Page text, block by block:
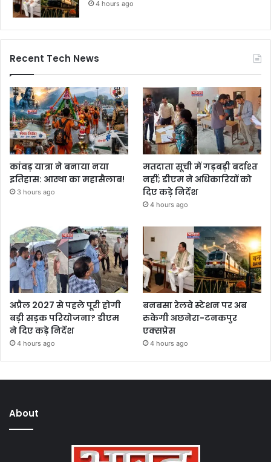
4 hours ago
Recent Tech News
कांवड़ यात्रा ने बनाया नया
इतिहास: आस्था का महासैलाब!
3 hours ago
मतदाता सूची में गड़बड़ी बर्दाश्त
नहीं; डीएम ने अधिकारियों को
दिए कड़े निर्देश
4 hours ago
अप्रैल 2027 से पहले पूरी होगी
बड़ी सड़क परियोजना? डीएम
ने दिए कड़े निर्देश
4 hours ago
बनबसा रेलवे स्टेशन पर अब
रुकेगी अछनेरा-टनकपुर
एक्सप्रेस
4 hours ago
About